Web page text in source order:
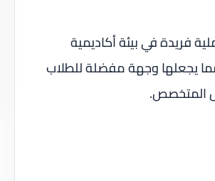
فريدة في بيئة أكاديمية
مما يجعلها وجهة مفضلة للطلاب
المتخصص.